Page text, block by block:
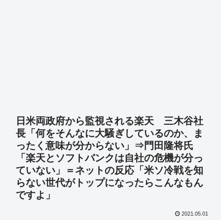
日米両政府から監視される楽天 三木谷社
長「何をそんなに大騒ぎしているのか、ま
ったく意味が分からない」⇒門田隆将氏
「楽天とソフトバンクは自社の危機が分っ
ていない」＝ネットの反応「米ソ冷戦を知
らない世代がトップになったらこんなもん
ですよ」
2021.05.01